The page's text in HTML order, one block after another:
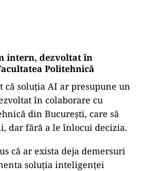
intern, dezvoltat în
Politehnică
că soluția AI ar presupune un
în colaborare cu
din București, care să
dar fără a le înlocui decizia.
că ar exista deja demersuri
soluţia inteligenţei